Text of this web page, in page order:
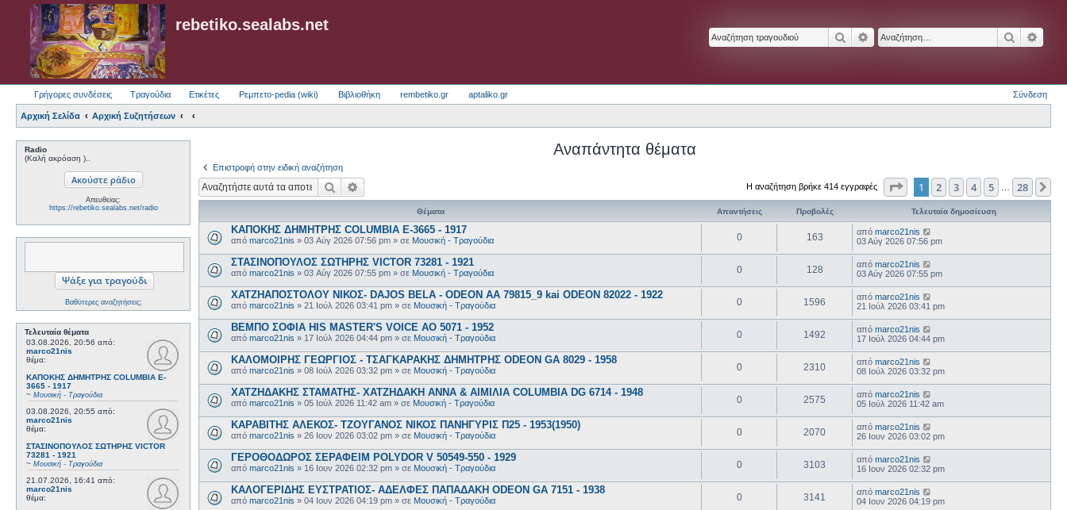
rebetiko.sealabs.net
ΑναζήτησηΕιδική αναζήτηση
Γρήγορες συνδέσεις Τραγούδια Ετικέτες Ρεμπετο-pedia (wiki) Βιβλιοθήκη rembetiko.gr aptaliko.gr Σύνδεση
Αρχική Σελίδα Αρχική Συζητήσεων
Radio
(Καλή ακρόαση )..
Απευθείας:
https://rebetiko.sealabs.net/radio
Βαθύτερες αναζητήσεις;
Τελευταία θέματα
03.08.2026, 20:56 από:
marco21nis
θέμα:
ΚΑΠΟΚΗΣ ΔΗΜΗΤΡΗΣ COLUMBIA E-
3665 - 1917
~ Μουσική - Τραγούδια
03.08.2026, 20:55 από:
marco21nis
θέμα:
ΣΤΑΣΙΝΟΠΟΥΛΟΣ ΣΩΤΗΡΗΣ VICTOR
73281 - 1921
~ Μουσική - Τραγούδια
21.07.2026, 16:41 από:
marco21nis
θέμα:
Αναπάντητα θέματα
Επιστροφή στην ειδική αναζήτηση
Αναζήτηση Η αναζήτηση βρήκε 414 εγγραφές Σελίδα1 από 28
1 2 3 4 5 28
Θέματα Απαντήσεις Προβολές Τελευταία δημοσίευση
ΚΑΠΟΚΗΣ ΔΗΜΗΤΡΗΣ COLUMBIA E-3665 - 1917
από marco21nis » 03 Αύγ 2026 07:56 pm » σε Μουσική - Τραγούδια 0 163 από marco21nis
03 Αύγ 2026 07:56 pm
ΣΤΑΣΙΝΟΠΟΥΛΟΣ ΣΩΤΗΡΗΣ VICTOR 73281 - 1921
από marco21nis » 03 Αύγ 2026 07:55 pm » σε Μουσική - Τραγούδια 0 128 από marco21nis
03 Αύγ 2026 07:55 pm
ΧΑΤΖΗΑΠΟΣΤΟΛΟΥ ΝΙΚΟΣ- DAJOS BELA - ODEON AA 79815_9 kai ODEON 82022 - 1922
από marco21nis » 21 Ιούλ 2026 03:41 pm » σε Μουσική - Τραγούδια 0 1596 από marco21nis
21 Ιούλ 2026 03:41 pm
ΒΕΜΠΟ ΣΟΦΙΑ HIS MASTER'S VOICE AO 5071 - 1952
από marco21nis » 17 Ιούλ 2026 04:44 pm » σε Μουσική - Τραγούδια 0 1492 από marco21nis
17 Ιούλ 2026 04:44 pm
ΚΑΛΟΜΟΙΡΗΣ ΓΕΩΡΓΙΟΣ - ΤΣΑΓΚΑΡΑΚΗΣ ΔΗΜΗΤΡΗΣ ODEON GA 8029 - 1958
από marco21nis » 08 Ιούλ 2026 03:32 pm » σε Μουσική - Τραγούδια 0 2310 από marco21nis
08 Ιούλ 2026 03:32 pm
ΧΑΤΖΗΔΑΚΗΣ ΣΤΑΜΑΤΗΣ- ΧΑΤΖΗΔΑΚΗ ΑΝΝΑ & ΑΙΜΙΛΙΑ COLUMBIA DG 6714 - 1948
από marco21nis » 05 Ιούλ 2026 11:42 am » σε Μουσική - Τραγούδια 0 2575 από marco21nis
05 Ιούλ 2026 11:42 am
ΚΑΡΑΒΙΤΗΣ ΑΛΕΚΟΣ- ΤΖΟΥΓΑΝΟΣ ΝΙΚΟΣ ΠΑΝΗΓΥΡΙΣ Π25 - 1953(1950)
από marco21nis » 26 Ιουν 2026 03:02 pm » σε Μουσική - Τραγούδια 0 2070 από marco21nis
26 Ιουν 2026 03:02 pm
ΓΕΡΟΘΟΔΩΡΟΣ ΣΕΡΑΦΕΙΜ POLYDOR V 50549-550 - 1929
από marco21nis » 16 Ιουν 2026 02:32 pm » σε Μουσική - Τραγούδια 0 3103 από marco21nis
16 Ιουν 2026 02:32 pm
ΚΑΛΟΓΕΡΙΔΗΣ ΕΥΣΤΡΑΤΙΟΣ- ΑΔΕΛΦΕΣ ΠΑΠΑΔΑΚΗ ODEON GA 7151 - 1938
από marco21nis » 04 Ιουν 2026 04:19 pm » σε Μουσική - Τραγούδια 0 3141 από marco21nis
04 Ιουν 2026 04:19 pm